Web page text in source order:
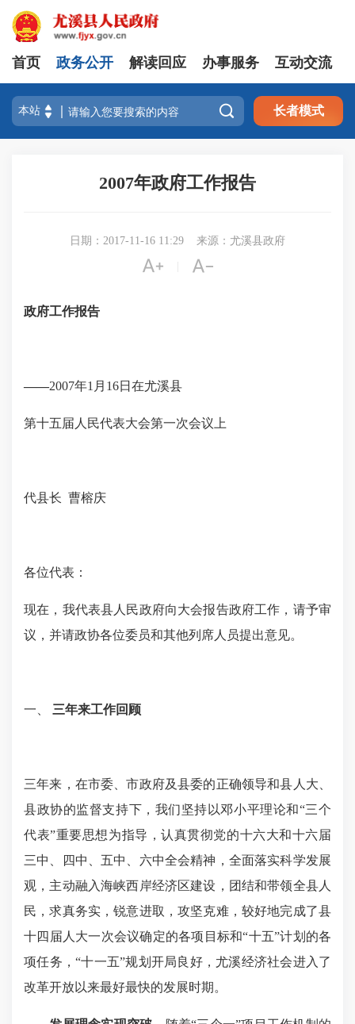
首页 政务公开 解读回应 办事服务 互动交流
 长者模式
2007年政府工作报告
日期：2017-11-16 11:29 来源：尤溪县政府
 
政府工作报告
——2007年1月16日在尤溪县
第十五届人民代表大会第一次会议上
代县长 曹榕庆
各位代表：
现在，我代表县人民政府向大会报告政府工作，请予审
议，并请政协各位委员和其他列席人员提出意见。
一、 三年来工作回顾
三年来，在市委、市政府及县委的正确领导和县人大、
县政协的监督支持下，我们坚持以邓小平理论和“三个
代表”重要思想为指导，认真贯彻党的十六大和十六届
三中、四中、五中、六中全会精神，全面落实科学发展
观，主动融入海峡西岸经济区建设，团结和带领全县人
民，求真务实，锐意进取，攻坚克难，较好地完成了县
十四届人大一次会议确定的各项 目标和“十五”计划的各
项任务，“十一五”规划开局良好，尤溪经济社会进入了
改革开放以来最好最快的发展时期 。